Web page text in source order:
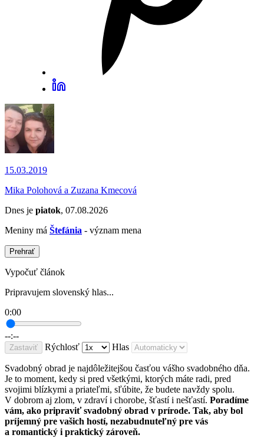
15.03.2019
Mika Polohová a Zuzana Kmecová
Dnes je piatok, 07.08.2026
Meniny má Štefánia - význam mena
Prehrať
Vypočuť článok
Pripravujem slovenský hlas...
0:00
--:--
Zastaviť Rýchlosť Hlas
Svadobný obrad je najdôležitejšou časťou vášho svadobného dňa.
Je to moment, kedy si pred všetkými, ktorých máte radi, pred
svojimi blízkymi a priateľmi, sľúbite, že budete navždy spolu.
V dobrom aj zlom, v zdraví i chorobe, šťastí i nešťastí. Poradíme
vám, ako pripraviť svadobný obrad v prírode. Tak, aby bol
príjemný pre vašich hostí, nezabudnuteľný pre vás
a romantický i praktický zároveň.